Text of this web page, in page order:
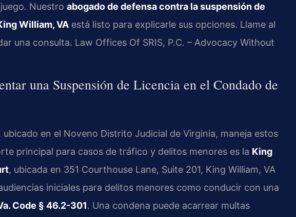
Nuestro abogado de defensa contra la suspensión de
William, VA está listo para explicarle sus opciones. Llame al
una consulta. Law Offices Of SRIS, P.C. – Advocacy Without
una Suspensión de Licencia en el Condado de
ubicado en el Noveno Distrito Judicial de Virginia, maneja estos
principal para casos de tráfico y delitos menores es la King
, ubicada en 351 Courthouse Lane, Suite 201, King William, VA
iniciales para delitos menores como conducir con una
Code § 46.2-301. Una condena puede acarrear multas